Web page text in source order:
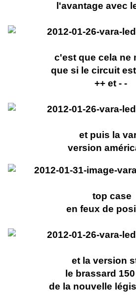
l'avantage avec
c'est que cela ne
que si le circuit
++ et - -
et puis la
version
top case
en feux de
et la version
le brassard
de la nouvelle